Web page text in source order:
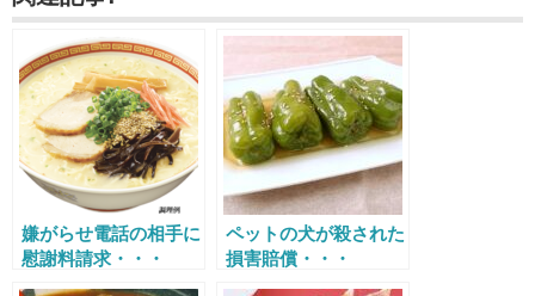
嫌がらせ電話の相手に
慰謝料請求・・・
ペットの犬が殺された
損害賠償・・・